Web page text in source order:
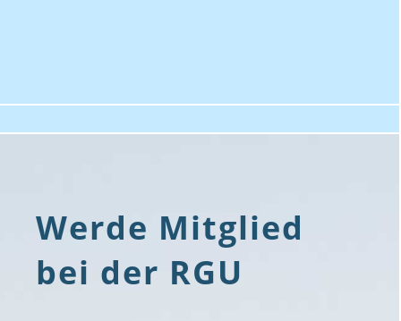
Werde Mitglied
bei der RGU